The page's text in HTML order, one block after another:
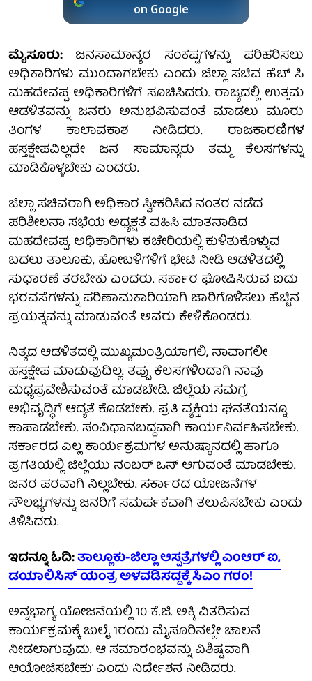
on Google
ಮೈಸೂರು: ಜನಸಾಮಾನ್ಯರ ಸಂಕಷ್ಟಗಳನ್ನು ಪರಿಹರಿಸಲು
ಅಧಿಕಾರಿಗಳು ಮುಂದಾಗಬೇಕು ಎಂದು ಜಿಲ್ಲಾ ಸಚಿವ ಹೆಚ್ ಸಿ
ಮಹದೇವಪ್ಪ ಅಧಿಕಾರಿಗಳಿಗೆ ಸೂಚಿಸಿದರು. ರಾಜ್ಯದಲ್ಲಿ ಉತ್ತಮ
ಆಡಳಿತವನ್ನು ಜನರು ಅನುಭವಿಸುವಂತೆ ಮಾಡಲು ಮೂರು
ತಿಂಗಳ ಕಾಲಾವಕಾಶ ನೀಡಿದರು. ರಾಜಕಾರಣಿಗಳ
ಹಸ್ತಕ್ಷೇಪವಿಲ್ಲದೇ ಜನ ಸಾಮಾನ್ಯರು ತಮ್ಮ ಕೆಲಸಗಳನ್ನು
ಮಾಡಿಕೊಳ್ಳಬೇಕು ಎಂದರು.
ಜಿಲ್ಲಾ ಸಚಿವರಾಗಿ ಅಧಿಕಾರ ಸ್ವೀಕರಿಸಿದ ನಂತರ ನಡೆದ
ಪರಿಶೀಲನಾ ಸಭೆಯ ಅಧ್ಯಕ್ಷತೆ ವಹಿಸಿ ಮಾತನಾಡಿದ
ಮಹದೇವಪ್ಪ, ಅಧಿಕಾರಿಗಳು ಕಚೇರಿಯಲ್ಲಿ ಕುಳಿತುಕೊಳ್ಳುವ
ಬದಲು ತಾಲೂಕು, ಹೋಬಳಿಗಳಿಗೆ ಭೇಟಿ ನೀಡಿ ಆಡಳಿತದಲ್ಲಿ
ಸುಧಾರಣೆ ತರಬೇಕು ಎಂದರು. ಸರ್ಕಾರ ಘೋಷಿಸಿರುವ ಐದು
ಭರವಸೆಗಳನ್ನು ಪರಿಣಾಮಕಾರಿಯಾಗಿ ಜಾರಿಗೊಳಿಸಲು ಹೆಚ್ಚಿನ
ಪ್ರಯತ್ನವನ್ನು ಮಾಡುವಂತೆ ಅವರು ಕೇಳಿಕೊಂಡರು.
ನಿತ್ಯದ ಆಡಳಿತದಲ್ಲಿ ಮುಖ್ಯಮಂತ್ರಿಯಾಗಲಿ, ನಾವಾಗಲೀ
ಹಸ್ತಕ್ಷೇಪ ಮಾಡುವುದಿಲ್ಲ. ತಪ್ಪು ಕೆಲಸಗಳಿಂದಾಗಿ ನಾವು
ಮಧ್ಯಪ್ರವೇಶಿಸುವಂತೆ ಮಾಡಬೇಡಿ. ಜಿಲ್ಲೆಯ ಸಮಗ್ರ
ಅಭಿವೃದ್ಧಿಗೆ ಆದ್ಯತೆ ಕೊಡಬೇಕು. ಪ್ರತಿ ವ್ಯಕ್ತಿಯ ಘನತೆಯನ್ನೂ
ಕಾಪಾಡಬೇಕು. ಸಂವಿಧಾನಬದ್ಧವಾಗಿ ಕಾರ್ಯನಿರ್ವಹಿಸಬೇಕು.
ಸರ್ಕಾರದ ಎಲ್ಲ ಕಾರ್ಯಕ್ರಮಗಳ ಅನುಷ್ಠಾನದಲ್ಲಿ ಹಾಗೂ
ಪ್ರಗತಿಯಲ್ಲಿ ಜಿಲ್ಲೆಯು ನಂಬರ್‌ ಒನ್‌ ಆಗುವಂತೆ ಮಾಡಬೇಕು.
ಜನರ ಪರವಾಗಿ ನಿಲ್ಲಬೇಕು. ಸರ್ಕಾರದ ಯೋಜನೆಗಳ
ಸೌಲಭ್ಯಗಳನ್ನು ಜನರಿಗೆ ಸಮರ್ಪಕವಾಗಿ ತಲುಪಿಸಬೇಕು ಎಂದು
ತಿಳಿಸಿದರು.
ಇದನ್ನೂ ಓದಿ:ತಾಲ್ಲೂಕು-ಜಿಲ್ಲಾ ಆಸ್ಪತ್ರೆಗಳಲ್ಲಿ ಎಂಆರ್ ಐ,
ಡಯಾಲಿಸಿಸ್ ಯಂತ್ರ ಅಳವಡಿಸದ್ದಕ್ಕೆ ಸಿಎಂ ಗರಂ!
ಅನ್ನಭಾಗ್ಯ ಯೋಜನೆಯಲ್ಲಿ 10 ಕೆ.ಜಿ. ಅಕ್ಕಿ ವಿತರಿಸುವ
ಕಾರ್ಯಕ್ರಮಕ್ಕೆ ಜುಲೈ 1ರಂದು ಮೈಸೂರಿನಲ್ಲೇ ಚಾಲನೆ
ನೀಡಲಾಗುವುದು. ಆ ಸಮಾರಂಭವನ್ನು ವಿಶಿಷ್ಟವಾಗಿ
ಆಯೋಜಿಸಬೇಕು’ ಎಂದು ನಿರ್ದೇಶನ ನೀಡಿದರು.